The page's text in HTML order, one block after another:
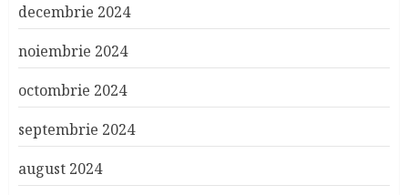
decembrie 2024
noiembrie 2024
octombrie 2024
septembrie 2024
august 2024